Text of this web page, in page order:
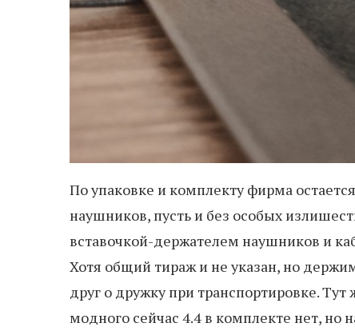
По упаковке и комплекту фирма
наушников, пусть и без особых
вставочкой-держателем наушников и
Хотя общий тираж и не указан, но
друг о дружку при транспортировке.
модного сейчас 4.4 в комплекте нет, но